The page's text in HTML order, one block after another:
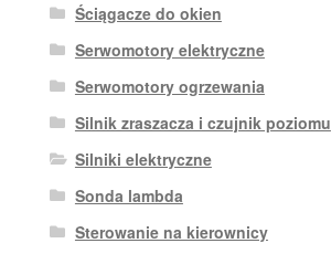
Ściągacze do okien
Serwomotory elektryczne
Serwomotory ogrzewania
Silnik zraszacza i czujnik poziomu
Silniki elektryczne
Sonda lambda
Sterowanie na kierownicy